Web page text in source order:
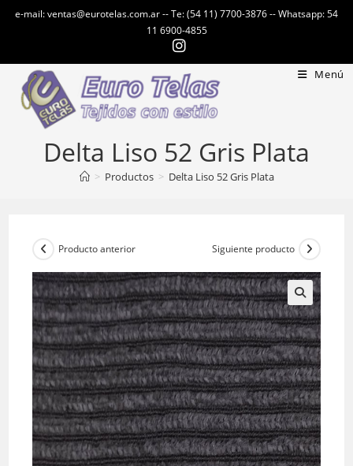
e-mail: ventas@eurotelas.com.ar -- Te: (54 11) 7700-3876 -- Whatsapp: 54
11 6900-4855
Menú
Delta Liso 52 Gris Plata
> Productos > Delta Liso 52 Gris Plata
Producto anterior Siguiente producto